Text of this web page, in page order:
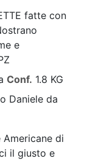
fatte con
e
Conf. 1.8 KG
Daniele da
Americane di
il giusto e